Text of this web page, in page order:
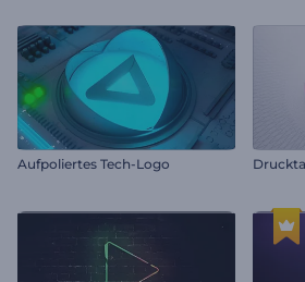
Aufpoliertes Tech-Logo